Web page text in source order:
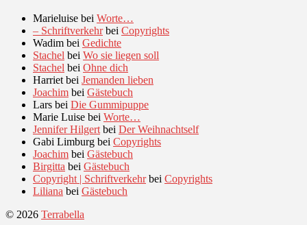
Marieluise bei Worte…
– Schriftverkehrbei Copyrights
Wadim bei Gedichte
Stachel bei Wo sie liegen soll
Stachel bei Ohne dich
Harriet bei Jemanden lieben
Joachim bei Gästebuch
Lars bei Die Gummipuppe
Marie Luise bei Worte…
Jennifer Hilgert bei Der Weihnachtself
Gabi Limburg bei Copyrights
Joachim bei Gästebuch
Birgitta bei Gästebuch
Copyright | Schriftverkehrbei Copyrights
Liliana bei Gästebuch
© 2026 Terrabella